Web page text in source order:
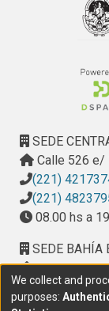
SEDE
Calle 526 e/
(221)
(221)
08.00 hs a
SEDE BAHÍA
Calle Ciudad
Provincial del
(291) 459
We collect and
purposes: